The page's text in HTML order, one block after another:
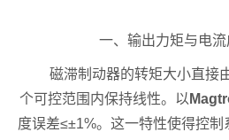
一、输出力矩与电
磁滞制动器的转矩大小直接
个可控范围内保持线性。以
度误差≤±1%。这一特性使得控